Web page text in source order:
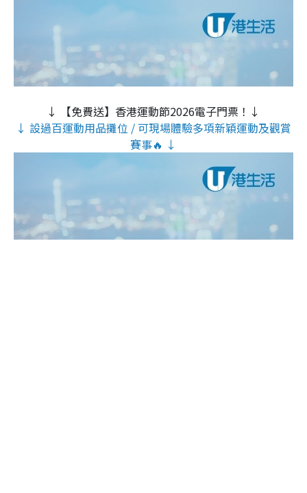
↓ 【免費送】香港運動節2026電子門票！↓
↓ 設過百運動用品攤位 / 可現場體驗多項新穎運動及觀賞
賽事🔥 ↓